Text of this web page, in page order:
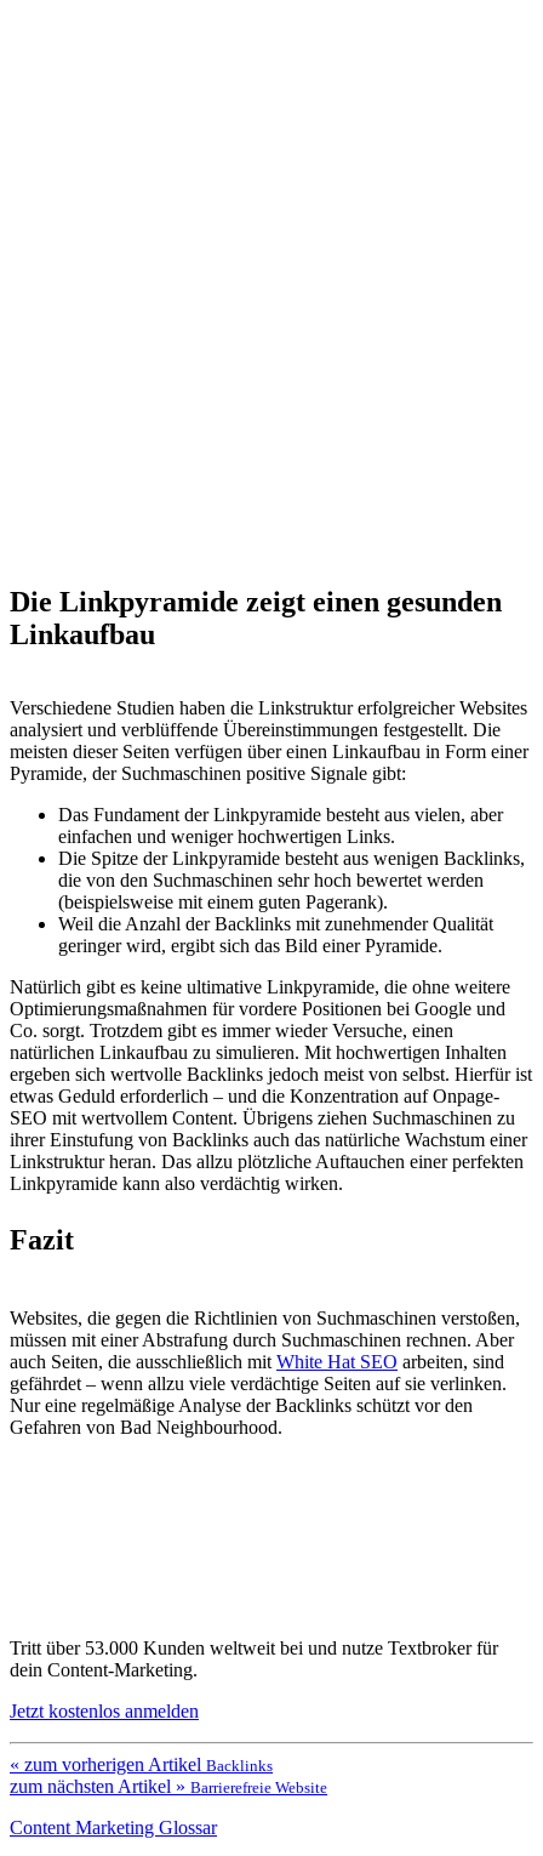
Die Linkpyramide zeigt einen gesunden
Linkaufbau
Verschiedene Studien haben die Linkstruktur erfolgreicher Websites
analysiert und verblüffende Übereinstimmungen festgestellt. Die
meisten dieser Seiten verfügen über einen Linkaufbau in Form einer
Pyramide, der Suchmaschinen positive Signale gibt:
Das Fundament der Linkpyramide besteht aus vielen, aber
einfachen und weniger hochwertigen Links.
Die Spitze der Linkpyramide besteht aus wenigen Backlinks,
die von den Suchmaschinen sehr hoch bewertet werden
(beispielsweise mit einem guten Pagerank).
Weil die Anzahl der Backlinks mit zunehmender Qualität
geringer wird, ergibt sich das Bild einer Pyramide.
Natürlich gibt es keine ultimative Linkpyramide, die ohne weitere
Optimierungsmaßnahmen für vordere Positionen bei Google und
Co. sorgt. Trotzdem gibt es immer wieder Versuche, einen
natürlichen Linkaufbau zu simulieren. Mit hochwertigen Inhalten
ergeben sich wertvolle Backlinks jedoch meist von selbst. Hierfür ist
etwas Geduld erforderlich – und die Konzentration auf Onpage-
SEO mit wertvollem Content. Übrigens ziehen Suchmaschinen zu
ihrer Einstufung von Backlinks auch das natürliche Wachstum einer
Linkstruktur heran. Das allzu plötzliche Auftauchen einer perfekten
Linkpyramide kann also verdächtig wirken.
Fazit
Websites, die gegen die Richtlinien von Suchmaschinen verstoßen,
müssen mit einer Abstrafung durch Suchmaschinen rechnen. Aber
auch Seiten, die ausschließlich mit White Hat SEO arbeiten, sind
gefährdet – wenn allzu viele verdächtige Seiten auf sie verlinken.
Nur eine regelmäßige Analyse der Backlinks schützt vor den
Gefahren von Bad Neighbourhood.
Tritt über 53.000 Kunden weltweit bei und nutze Textbroker für
dein Content-Marketing.
Jetzt kostenlos anmelden
« zum vorherigen Artikel Backlinks
zum nächsten Artikel » Barrierefreie Website
Content Marketing Glossar